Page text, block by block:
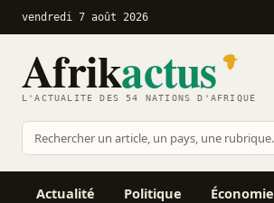
vendredi 7 août 2026
Afrikactus
L'ACTUALITÉ DES 54 NATIONS D'AFRIQUE
Rechercher
sur
Afrikactus
Actualité Politique Économie